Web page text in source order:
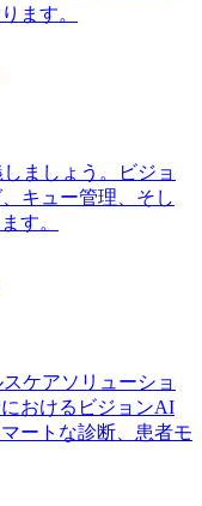
ます。
ましょう。ビジョ
キュー管理、そし
す。
ケアソリューショ
おけるビジョンAI
ートな診断、患者モ